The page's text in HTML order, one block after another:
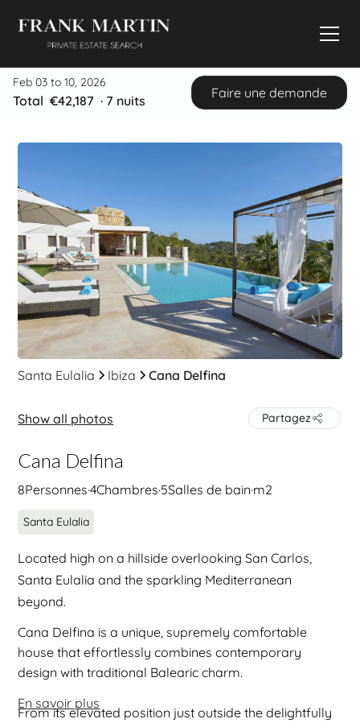
Feb 03 to 10, 2026
Total €42,187 · 7 nuits
Faire une demande
Santa Eulalia Ibiza Cana Delfina
Show all photos
Cana Delfina
8Personnes·4Chambres·5Salles de bain·m2
Santa Eulalia
Partagez
Located high on a hillside overlooking San Carlos,
Santa Eulalia and the sparkling Mediterranean
beyond.
Cana Delfina is a unique, supremely comfortable
house that effortlessly combines contemporary
design with traditional Balearic charm.
From its elevated position just outside the delightfully
En savoir plus